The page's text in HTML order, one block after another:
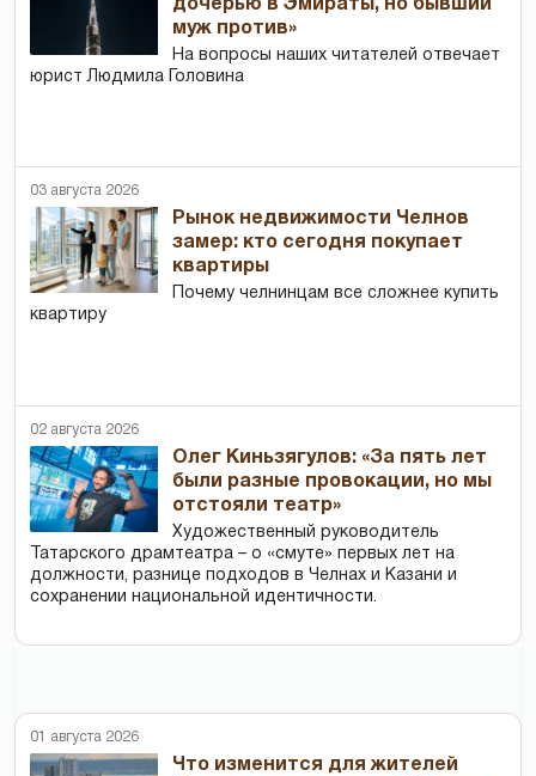
дочерью в Эмираты, но бывший
муж против»
На вопросы наших читателей отвечает
юрист Людмила Головина
03 августа 2026
Рынок недвижимости Челнов
замер: кто сегодня покупает
квартиры
Почему челнинцам все сложнее купить
квартиру
02 августа 2026
Олег Киньзягулов: «За пять лет
были разные провокации, но мы
отстояли театр»
Художественный руководитель
Татарского драмтеатра – о «смуте» первых лет на
должности, разнице подходов в Челнах и Казани и
сохранении национальной идентичности.
01 августа 2026
Что изменится для жителей